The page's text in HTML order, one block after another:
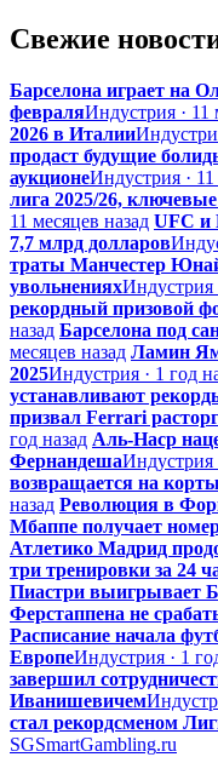
Свежие
Барселона играет на
февраляИндустрия · 11
2026 в Италии
продаст будущие
аукционеИндустрия ·
лига 2025/26,
11 месяцев назад UFC и
7,7 млрд долларов
траты Манчестер
увольненияхИндустрия
рекордный призовой
назад Барселона под
месяцев назад Ламин
2025Индустрия · 1 год
устанавливают
призвал Ferrari
год назад Аль-Наср
ФернандешаИндустрия
возвращается на
назад Революция в
Мбаппе получает
Атлетико Мадрид
три тренировки за 24
Пиастри выигрывает
Ферстаппена не
Расписание начала
ЕвропеИндустрия · 1
завершил
Иванишевичем
стал рекордсменом
SGSmartGambling.ru